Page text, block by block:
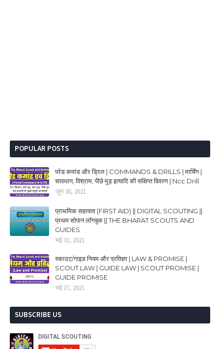
POPULAR POSTS
परेड कमांड और ड्रिल | COMMANDS & DRILLS | मार्चिंग |
सावधान, विश्राम, पीछे मुड़ इत्यादि की संक्षिप्त विवरण | Ncc Drill
जून 30, 2021
प्राथमिक सहायता (FIRST AID) || DIGITAL SCOUTING ||
प्रथम सोपान लॉगबुक || THE BHARAT SCOUTS AND
GUIDES
मई 31, 2021
स्काउट/गाइड नियम और प्रतिज्ञा | LAW & PROMISE |
SCOUT LAW | GUIDE LAW | SCOUT PROMISE |
GUIDE PROMISE
मई 27, 2021
SUBSCRIBE US